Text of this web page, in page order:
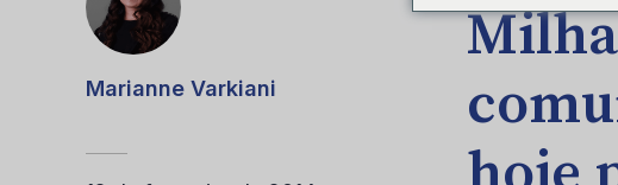
Marianne Varkiani